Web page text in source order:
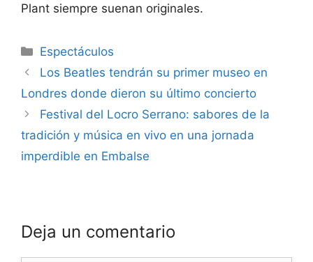
Plant siempre suenan originales.
Espectáculos
Los Beatles tendrán su primer museo en
Londres donde dieron su último concierto
Festival del Locro Serrano: sabores de la
tradición y música en vivo en una jornada
imperdible en Embalse
Deja un comentario